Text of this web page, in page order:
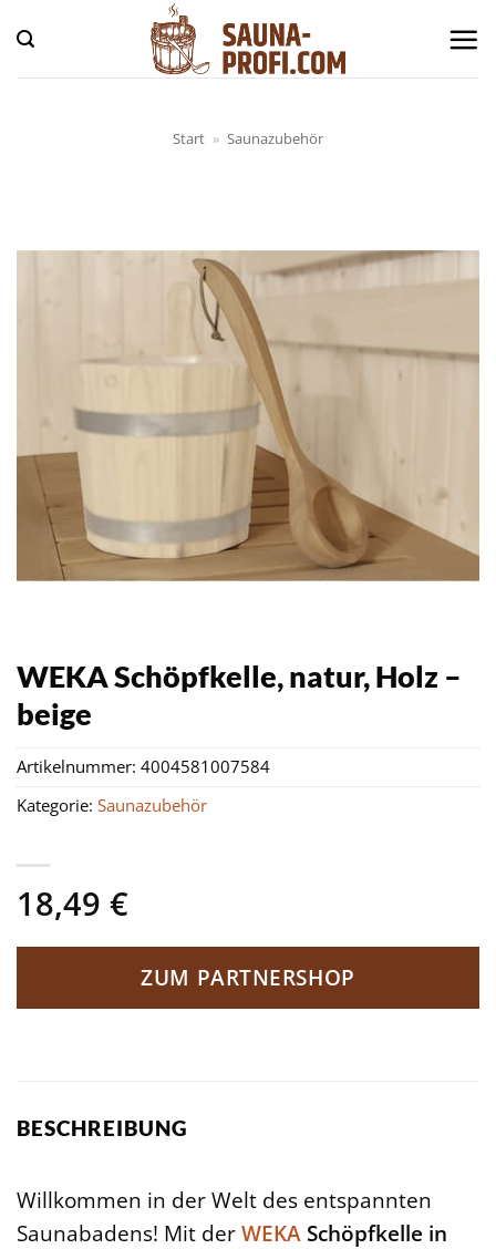
Inhalt
springen
Start » Saunazubehör
WEKA Schöpfkelle, natur, Holz –
beige
18,49 €
ZUM PARTNERSHOP
Artikelnummer: 4004581007584
Kategorie: Saunazubehör
BESCHREIBUNG
Willkommen in der Welt des entspannten
Saunabadens! Mit derWEKA Schöpfkelle in